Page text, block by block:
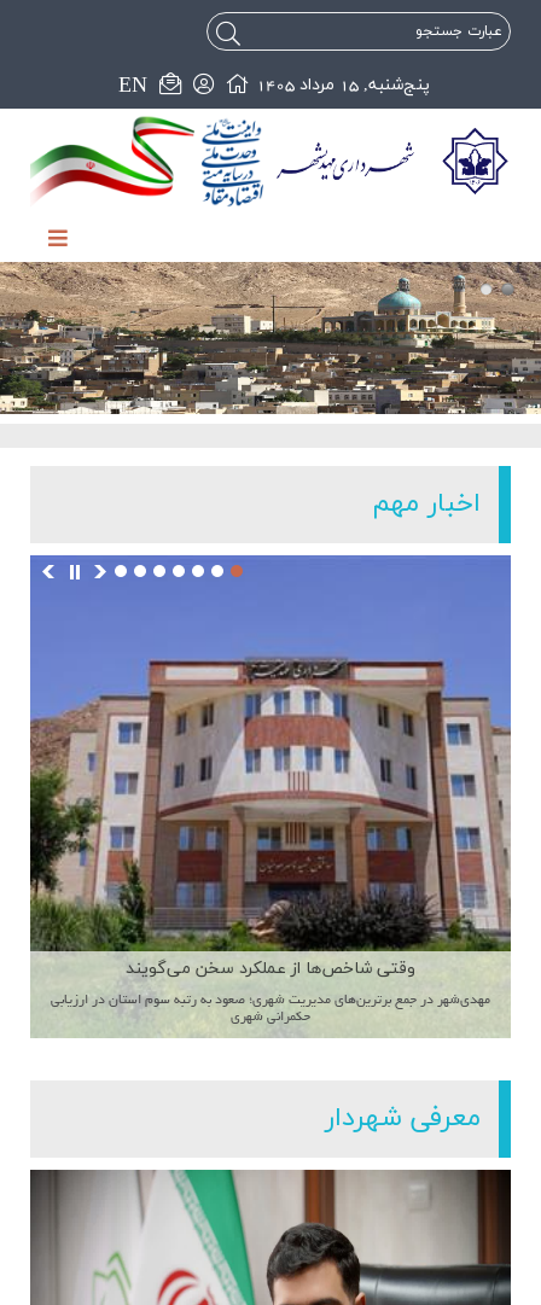
پنج‌شنبه, 15 مرداد 1405 EN
اخبار مهم
وقتی شاخص‌ها از عملكرد سخن می‌گویند
مهدی‌شهر در جمع برترین‌های مدیریت شهری؛ صعود به رتبه سوم استان در ارزیابی
حکمرانی شهری
معرفی شهردار